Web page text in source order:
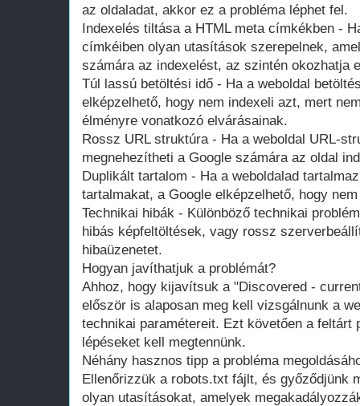
az oldaladat, akkor ez a probléma léphet fel.
Indexelés tiltása a HTML meta címkékben -
címkéiben olyan utasítások szerepelnek,
számára az indexelést, az szintén okozhatja
Túl lassú betöltési idő - Ha a weboldal
elképzelhető, hogy nem indexeli azt, mert
élményre vonatkozó elvárásainak.
Rossz URL struktúra - Ha a weboldal URL-
megnehezítheti a Google számára az oldal
Duplikált tartalom - Ha a weboldalad
tartalmakat, a Google elképzelhető, hogy
Technikai hibák - Különböző technikai
hibás képfeltöltések, vagy rossz
hibaüzenetet.
Hogyan javíthatjuk a problémát?
Ahhoz, hogy kijavítsuk a "Discovered -
először is alaposan meg kell vizsgálnunk a
technikai paramétereit. Ezt követően a feltárt
lépéseket kell megtennünk.
Néhány hasznos tipp a probléma
Ellenőrizzük a robots.txt fájlt, és győződjünk
olyan utasításokat, amelyek